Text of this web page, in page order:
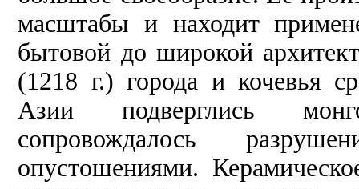
масштабы и находит
бытовой до широкой
(1218 г.) города и кочевья
Азии подверглись
сопровождалось
опустошениями.